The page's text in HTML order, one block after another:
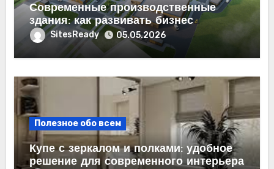
Современные производственные
здания: как развивать бизнес
эффективно
SitesReady 05.05.2026
Полезное обо всем
Купе с зеркалом и полками: удобное
решение для современного интерьера